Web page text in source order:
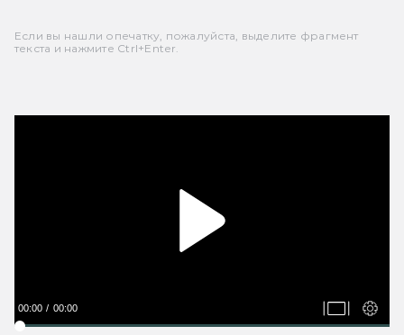
Если вы нашли опечатку, пожалуйста, выделите фрагмент
текста и нажмите Ctrl+Enter.
00:00 00:00